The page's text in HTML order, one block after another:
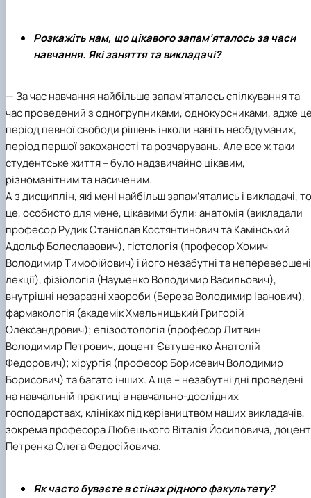
Розкажіть нам, що цікавого запам’яталось за часи
навчання. Які заняття та викладачі?
— За час навчання найбільше запам’яталось спілкування та
час проведений з одногрупниками, однокурсниками, адже
період певної свободи рішень інколи навіть необдуманих,
період першої закоханості та розчарувань. Але все ж таки
студентське життя – було надзвичайно цікавим,
різноманітним та насиченим.
А з дисциплін, які мені найбільш запам’ятались і викладачі, то
це, особисто для мене, цікавими були: анатомія (викладали
професор Рудик Станіслав Костянтинович та Камінський
Адольф Болеславович), гістологія (професор Хомич
Володимир Тимофійович) і його незабутні та неперевершені
лекції), фізіологія (Науменко Володимир Васильович),
внутрішні незаразні хвороби (Береза Володимир Іванович),
фармакологія (академік Хмельницький Григорій
Олександрович); епізоотологія (професор Литвин
Володимир Петрович, доцент Євтушенко Анатолій
Федорович); хірургія (професор Борисевич Володимир
Борисович) та багато інших. А ще – незабутні дні проведені
на навчальній практиці в навчально-дослідних
господарствах, клініках під керівництвом наших викладачів,
зокрема професора Любецького Віталія Йосиповича,
Петренка Олега Федосійовича.
Як часто буваєте в стінах рідного факультету?